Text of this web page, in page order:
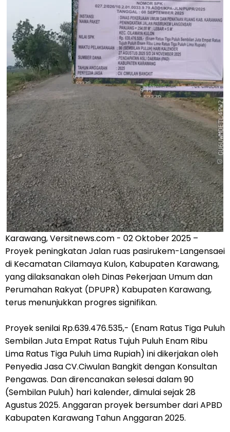
Karawang, Versitnews.com - 02 Oktober 2025 –
Proyek peningkatan Jalan ruas pasirukem-Langensaei
di Kecamatan Cilamaya Kulon, Kabupaten Karawang,
yang dilaksanakan oleh Dinas Pekerjaan Umum dan
Perumahan Rakyat (DPUPR) Kabupaten Karawang,
terus menunjukkan progres signifikan.
Proyek senilai Rp.639.476.535,- (Enam Ratus Tiga Puluh
Sembilan Juta Empat Ratus Tujuh Puluh Enam Ribu
Lima Ratus Tiga Puluh Lima Rupiah) ini dikerjakan oleh
Penyedia Jasa CV.Ciwulan Bangkit dengan Konsultan
Pengawas. Dan direncanakan selesai dalam 90
(Sembilan Puluh) hari kalender, dimulai sejak 28
Agustus 2025. Anggaran proyek bersumber dari APBD
Kabupaten Karawang Tahun Anggaran 2025.